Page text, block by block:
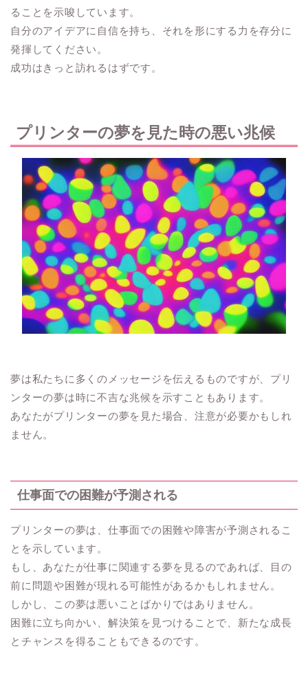
ることを示唆しています。
自分のアイデアに自信を持ち、それを形にする力を存分に
発揮してください。
成功はきっと訪れるはずです。
プリンターの夢を見た時の悪い兆候
夢は私たちに多くのメッセージを伝えるものですが、プリ
ンターの夢は時に不吉な兆候を示すこともあります。
あなたがプリンターの夢を見た場合、注意が必要かもしれ
ません。
仕事面での困難が予測される
プリンターの夢は、仕事面での困難や障害が予測されるこ
とを示しています。
もし、あなたが仕事に関連する夢を見るのであれば、目の
前に問題や困難が現れる可能性があるかもしれません。
しかし、この夢は悪いことばかりではありません。
困難に立ち向かい、解決策を見つけることで、新たな成長
とチャンスを得ることもできるのです。